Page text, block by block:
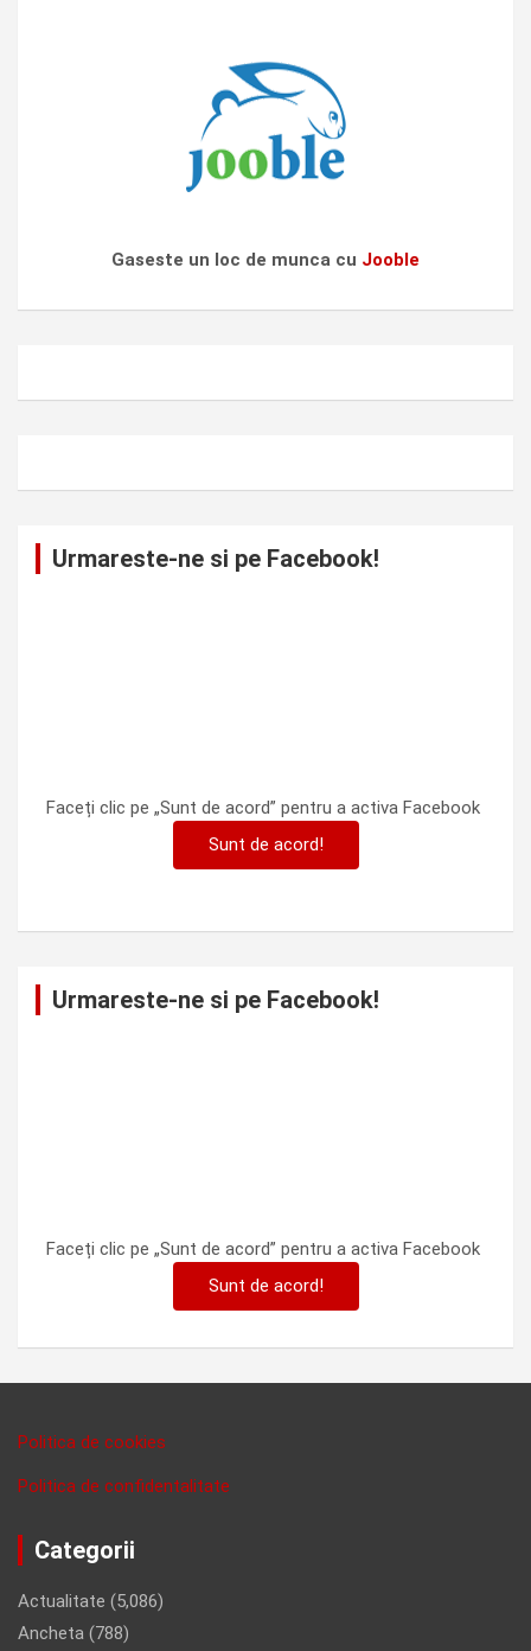
Gaseste un loc de munca cu Jooble
Urmareste-ne si pe Facebook!
Faceți clic pe „Sunt de acord” pentru a activa Facebook
Sunt de acord!
Urmareste-ne si pe Facebook!
Faceți clic pe „Sunt de acord” pentru a activa Facebook
Sunt de acord!
Politica de cookies
Politica de confidentalitate
Categorii
Actualitate (5,086)
Ancheta (788)